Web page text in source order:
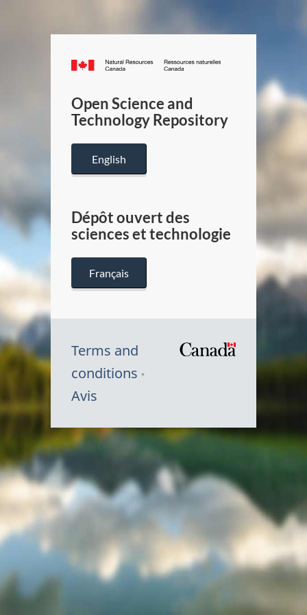
Canada.ca
/
Canada
Open Science and
Technology Repository
English
Dépôt ouvert des
sciences et technologie
Français
Terms and
conditions
Avis
Symbole
du